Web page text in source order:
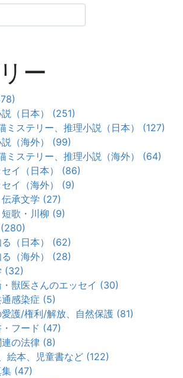
ー
（日本） (251)
ミステリー、推理小説（日本） (127)
（海外） (99)
ミステリー、推理小説（海外） (64)
イ（日本） (86)
イ（海外） (9)
承文学 (27)
歌・川柳 (9)
（日本） (62)
（海外） (28)
(32)
獣医さんのエッセイ (30)
通感染症 (5)
護/権利/解放、自然保護 (81)
フード (47)
の法律 (8)
絵本、児童書など (122)
(47)